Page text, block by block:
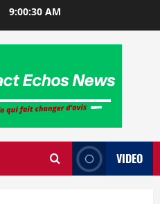
9:00:31 AM
VIDEO